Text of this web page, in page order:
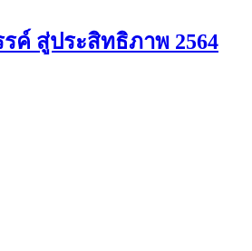
ค์ สู่ประสิทธิภาพ 2564